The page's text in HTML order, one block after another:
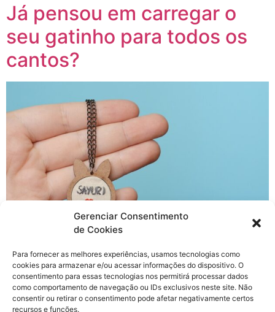
Gerenciar Consentimento
de Cookies
Para fornecer as melhores experiências, usamos tecnologias como
cookies para armazenar e/ou acessar informações do dispositivo. O
consentimento para essas tecnologias nos permitirá processar dados
como comportamento de navegação ou IDs exclusivos neste site. Não
consentir ou retirar o consentimento pode afetar negativamente certos
recursos e funções.
Já pensou em carregar o
seu gatinho para todos os
cantos?
sobre seu gato. Nada vai deixá-la mais incrivelmente
feliz do que isso, pelo menos é o que a mamãe diz…
Você, catlover, quer que perguntem sobre seu gato?
Faça que nem a mamãe, tenha um colarzinho LINDO